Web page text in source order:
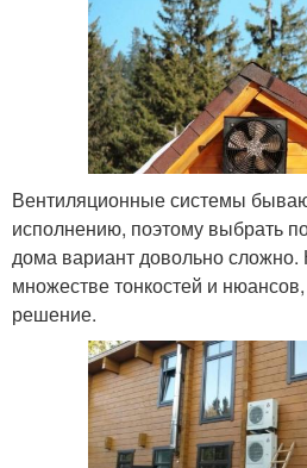
Вентиляционные системы
исполнению, поэтому выбрать
дома вариант довольно сложно.
множестве тонкостей и
решение.